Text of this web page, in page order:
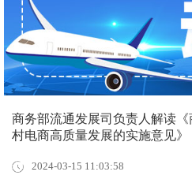
商务部流通发展司负责人解读
村电商高质量发展的实施意见》
2024-03-15 11:03:58